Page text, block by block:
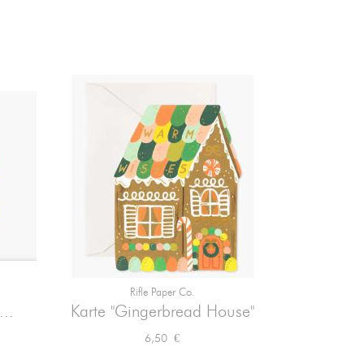
Rifle Paper Co.
Karte "Gingerbread House"
Preis
6,50 €
Vorschau